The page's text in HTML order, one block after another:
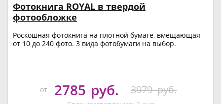
Фотокнига ROYAL в твердой
фотообложке
Роскошная фотокнига на плотной бумаге, вмещающая
от 10 до 240 фото. 3 вида фотобумаги на выбор.
от 2785 руб. 3979 руб.